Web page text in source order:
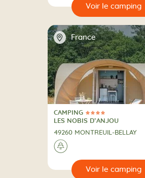
📍 France
4 Étoiles
CAMPING
CAMPING
LES NOBIS D’ANJOU
49260 MONTREUIL-BELLAY
A la campagne
🌲